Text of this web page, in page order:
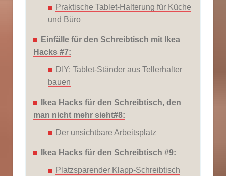
Praktische Tablet-Halterung für Küche
und Büro
Einfälle für den Schreibtisch mit Ikea
Hacks #7:
DIY: Tablet-Ständer aus Tellerhalter
bauen
Ikea Hacks für den Schreibtisch, den
man nicht mehr sieht#8:
Der unsichtbare Arbeitsplatz
Ikea Hacks für den Schreibtisch #9:
Platzsparender Klapp-Schreibtisch